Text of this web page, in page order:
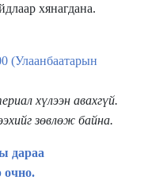
хянагдана.
(Улаанбаатарын
хүлээн авахгүй.
зөвлөж байна.
дараа
очно.